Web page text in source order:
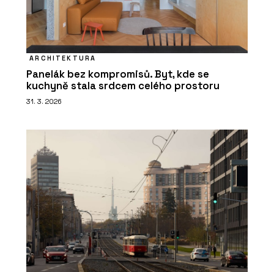
ARCHITEKTURA
Panelák bez kompromisů. Byt, kde se
kuchyně stala srdcem celého prostoru
31. 3. 2026